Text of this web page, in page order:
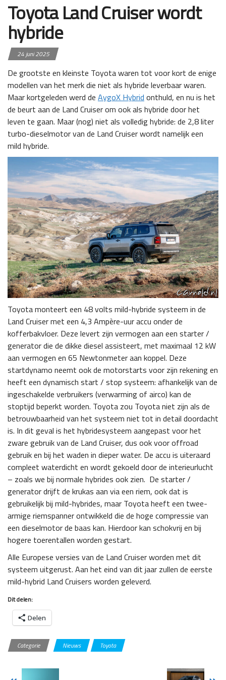
Toyota Land Cruiser wordt
hybride
24 juni 2025
De grootste en kleinste Toyota waren tot voor kort de enige
modellen van het merk die niet als hybride leverbaar waren.
Maar kortgeleden werd de AygoX Hybrid onthuld, en nu is het
de beurt aan de Land Cruiser om ook als hybride door het
leven te gaan. Maar (nog) niet als volledig hybride: de 2,8 liter
turbo-dieselmotor van de Land Cruiser wordt namelijk een
mild hybride.
Toyota monteert een 48 volts mild-hybride systeem in de
Land Cruiser met een 4,3 Ampère-uur accu onder de
kofferbakvloer. Deze levert zijn vermogen aan een starter /
generator die de dikke diesel assisteert, met maximaal 12 kW
aan vermogen en 65 Newtonmeter aan koppel. Deze
startdynamo neemt ook de motorstarts voor zijn rekening en
heeft een dynamisch start / stop systeem: afhankelijk van de
ingeschakelde verbruikers (verwarming of airco) kan de
stoptijd beperkt worden. Toyota zou Toyota niet zijn als de
betrouwbaarheid van het systeem niet tot in detail doordacht
is. In dit geval is het hybridesysteem aangepast voor het
zware gebruik van de Land Cruiser, dus ook voor offroad
gebruik en bij het waden in dieper water. De accu is uiteraard
compleet waterdicht en wordt gekoeld door de interieurlucht
– zoals we bij normale hybrides ook zien. De starter /
generator drijft de krukas aan via een riem, ook dat is
gebruikelijk bij mild-hybrides, maar Toyota heeft een twee-
armige riemspanner ontwikkeld die de hoge compressie van
een dieselmotor de baas kan. Hierdoor kan schokvrij en bij
hogere toerentallen worden gestart.
Alle Europese versies van de Land Cruiser worden met dit
systeem uitgerust. Aan het eind van dit jaar zullen de eerste
mild-hybrid Land Cruisers worden geleverd.
Dit delen:
Delen
Categorie Nieuws Toyota